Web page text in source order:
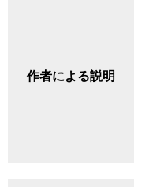
作者による説明